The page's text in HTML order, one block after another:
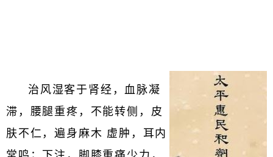
治风湿客于肾经，血脉凝
滞，腰腿重疼，不能转侧，皮
肤不仁，遍身麻木 虚肿，耳内